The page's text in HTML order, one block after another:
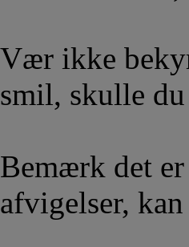
Vær ikke
smil, skulle
Bemærk det
afvigelser,